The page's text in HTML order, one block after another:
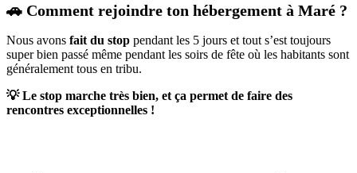
🚗 Comment rejoindre ton hébergement à Maré ?
Nous avons fait du stop pendant les 5 jours et tout s’est toujours
super bien passé même pendant les soirs de fête où les habitants sont
généralement tous en tribu.
💡 Le stop marche très bien, et ça permet de faire des
rencontres exceptionnelles !